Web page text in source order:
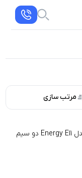
مرتب سازی
گوشی موبایل انرجایزر مدل Energy E11 دو سیم